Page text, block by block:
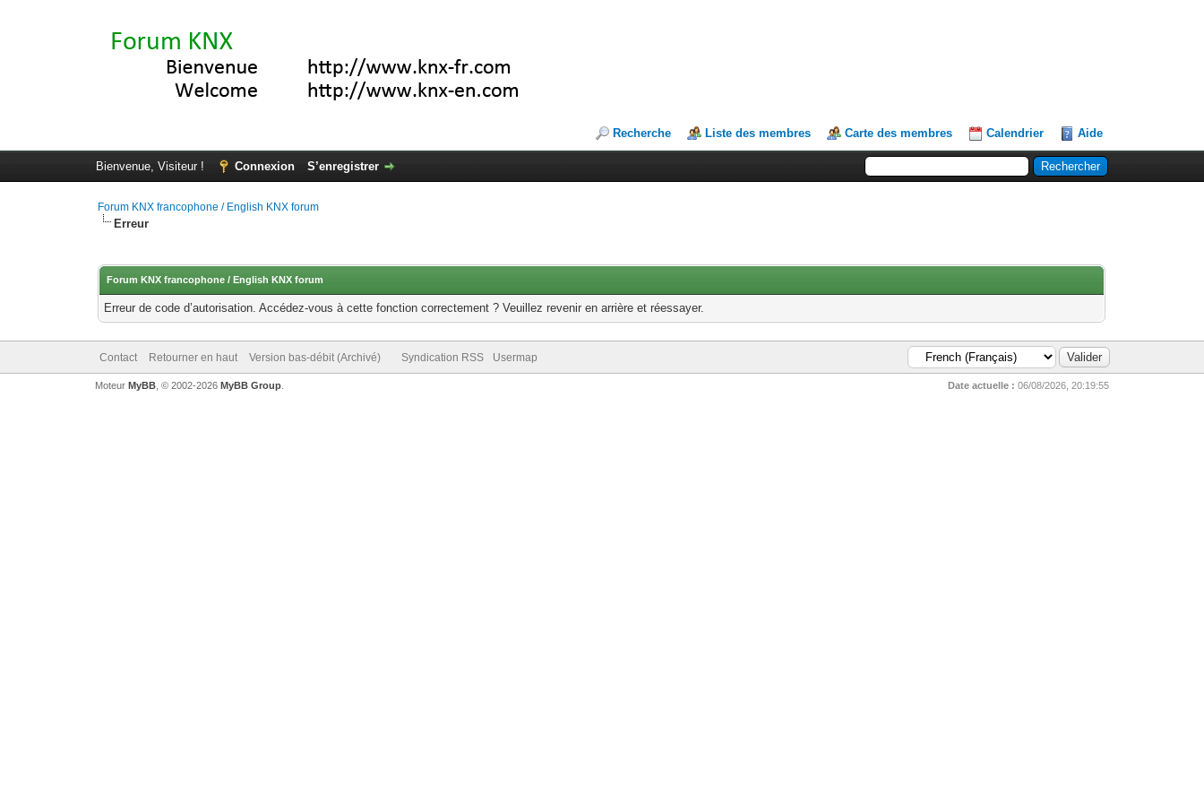
Recherche Liste des membres Carte des membres Calendrier Aide
Bienvenue, Visiteur ! Connexion S’enregistrer
Forum KNX francophone / English KNX forum
Erreur
Forum KNX francophone / English KNX forum
Erreur de code d’autorisation. Accédez-vous à cette fonction correctement ? Veuillez revenir en arrière et réessayer.
Contact Retourner en haut Version bas-débit (Archivé) Syndication RSS Usermap
Date actuelle : 06/08/2026, 20:19:55
Moteur MyBB, © 2002-2026 MyBB Group.